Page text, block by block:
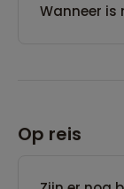
Wanneer is
Op reis